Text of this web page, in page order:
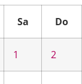
Sa Do
1 2